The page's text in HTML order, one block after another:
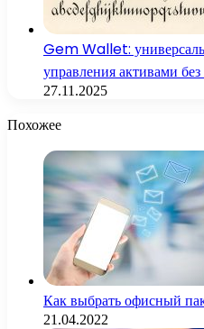
Gem Wallet:
управления активами
27.11.2025
Похожее
Как выбрать офисный
21.04.2022